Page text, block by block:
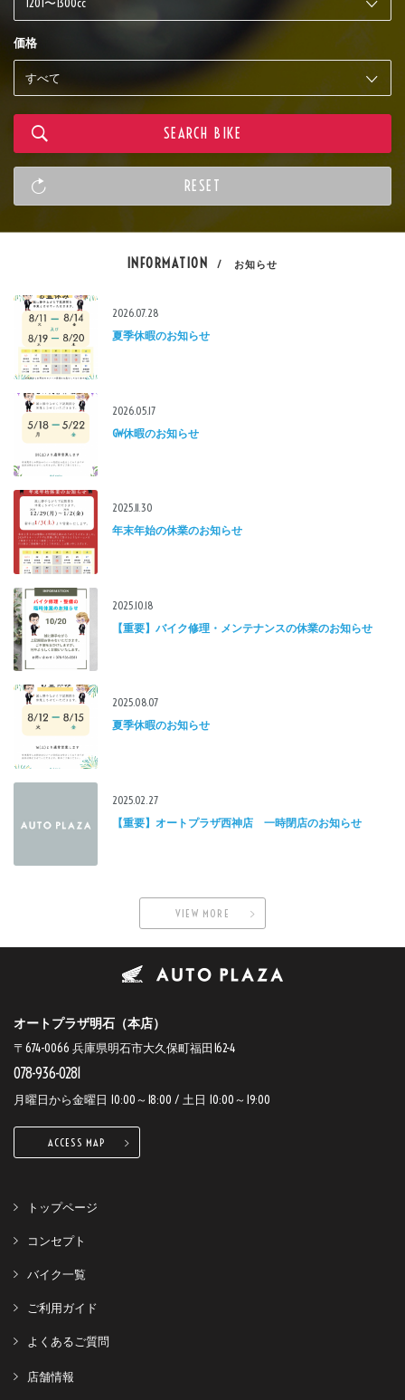
価格
INFORMATION / お知らせ
2026.07.28
夏季休暇のお知らせ
2026.05.17
GW休暇のお知らせ
2025.11.30
年末年始の休業のお知らせ
2025.10.18
【重要】バイク修理・メンテナンスの休業のお知らせ
2025.08.07
夏季休暇のお知らせ
2025.02.27
【重要】オートプラザ西神店 一時閉店のお知らせ
VIEW MORE
オートプラザ明石（本店）
〒674-0066 兵庫県明石市大久保町福田162-4
078-936-0281
月曜日から金曜日 10:00～18:00 / 土日 10:00～19:00
ACCESS MAP
トップページ
コンセプト
バイク一覧
ご利用ガイド
よくあるご質問
店舗情報